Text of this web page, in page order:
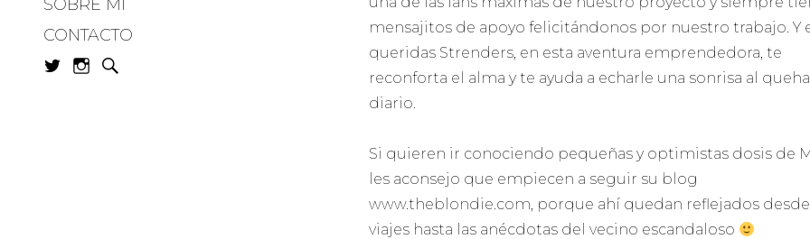
SOBRE MI
CONTACTO
mensajitos de apoyo felicitándonos por nuestro trabajo. Y
queridas Strenders, en esta aventura emprendedora, te
reconforta el alma y te ayuda a echarle una sonrisa al
diario.
Si quieren ir conociendo pequeñas y optimistas dosis de
les aconsejo que empiecen a seguir su blog
www.theblondie.com, porque ahí quedan reflejados
viajes hasta las anécdotas del vecino escandaloso